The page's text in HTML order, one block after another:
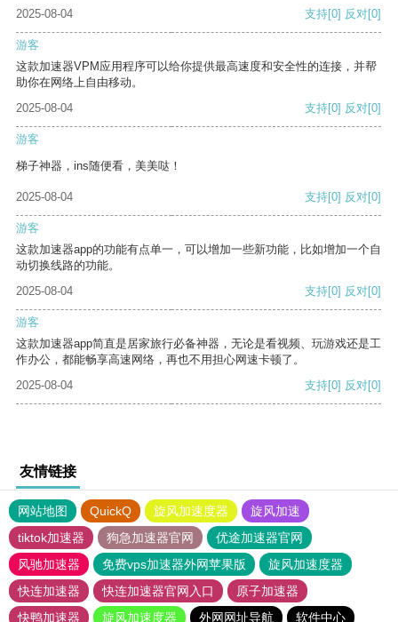
2025-08-04 支持[0] 反对[0]
游客
这款加速器VPM应用程序可以给你提供最高速度和安全性的连接，并帮
助你在网络上自由移动。
2025-08-04
支持[0] 反对[0]
游客
梯子神器，ins随便看，美美哒！
2025-08-04 支持[0] 反对[0]
游客
这款加速器app的功能有点单一，可以增加一些新功能，比如增加一个自
动切换线路的功能。
2025-08-04
支持[0] 反对[0]
游客
这款加速器app简直是居家旅行必备神器，无论是看视频、玩游戏还是工
作办公，都能畅享高速网络，再也不用担心网速卡顿了。
2025-08-04
支持[0] 反对[0]
友情链接
网站地图 QuickQ 旋风加速度器
旋风加速
tiktok加速器
狗急加速器官网
优途加速器官网
风驰加速器
免费vps加速器外网苹果版
旋风加速度器
快连加速器
快连加速器官网入口
原子加速器
快鸭加速器
旋风加速度器 外网网址导航 软件中心